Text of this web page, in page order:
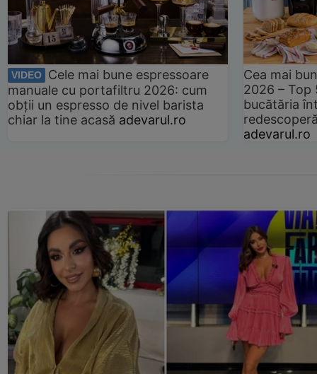
VIDEO
Cele mai bune espressoare
manuale cu portafiltru 2026: cum
obții un espresso de nivel barista
chiar la tine acasă adevarul.ro
Cea mai
2026 –
bucătăria
adevarul.ro